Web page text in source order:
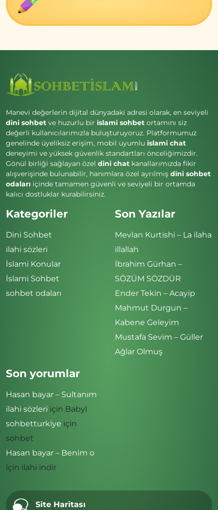
Manevi değerlerin dijital dünyadaki adresi olarak, en seviyeli
dini sohbet ve huzurlu bir islami sohbet ortamını siz
değerli kullanıcılarımızla buluşturuyoruz. Platformumuz
genelinde üyeliksiz erişim, mobil uyumlu islami chat
deneyimi ve yüksek güvenlik standartları önceliğimizdir.
Gönül birliği sağlayan özel dini chat kanallarımızda fikir
alışverişinde bulunabilir, hanımlara özel ayrılmış dini sohbet
odaları içinde tamamen güvenli ve seviyeli bir ortamda
kalıcı dostluklar kurabilirsiniz.
Kategoriler
Dini Sohbet
ilahi sözleri
İslami Konular
İslami Sohbet
sohbet odaları
Son Yazılar
Mevlan Kurtishi – La ilaha
illallah
İbrahim Gürhan –
SÖZÜM SÖZDÜR
Ender Tekin – Acayip
Mahmut Durgun –
Kabene Geleyim
Mustafa Sevim – Güller
Ağlar Olmuş
Son yorumlar
Hasan bayar – Sultanım
ilahi sözleri için Babyl
sohbetturkiye için
sohbet
Hasan bayar – Benim o
için ilahi indir
Site Haritası